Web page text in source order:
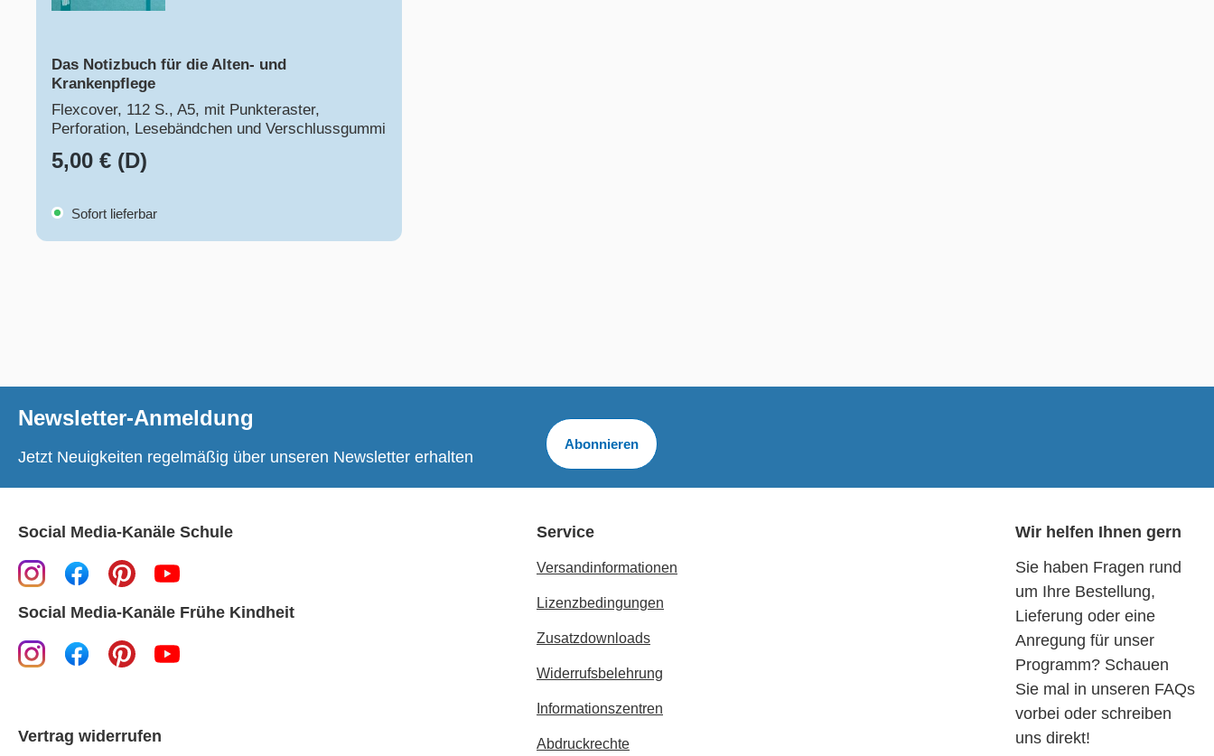
Das Notizbuch für die Alten- und
Krankenpflege
Flexcover, 112 S., A5, mit Punkteraster,
Perforation, Lesebändchen und Verschlussgummi
5,00 € (D)
Sofort lieferbar
Newsletter-Anmeldung
Jetzt Neuigkeiten regelmäßig über unseren Newsletter erhalten
Abonnieren
Social Media-Kanäle Schule
Social Media-Kanäle Frühe Kindheit
Vertrag widerrufen
Service
Versandinformationen
Lizenzbedingungen
Zusatzdownloads
Widerrufsbelehrung
Informationszentren
Abdruckrechte
Wir helfen Ihnen gern
Sie haben Fragen rund
um Ihre Bestellung,
Lieferung oder eine
Anregung für unser
Programm? Schauen
Sie mal in unseren FAQs
vorbei oder schreiben
uns direkt!